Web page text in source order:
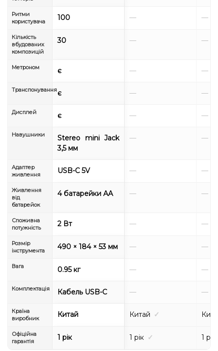
Ритми
користувача
100 — —
Кількість
вбудованих
композицій
30 — —
Метроном є — —
Транспонуванняє — —
Дисплей є — —
Навушники
Stereo mini Jack
3,5 мм
— —
Адаптер
живлення
USB-C 5V — —
Живлення
від
батарейок
4 батарейки АА — —
Споживна
потужність
2 Вт — —
Розмір
інструмента
490 × 184 × 53 мм — —
Вага 0.95 кг — —
Комплектація Кабель USB-C — —
Країна
виробник
Китай Китай ✓
Офіційна
гарантія
1 рік 1 рік ✓ 1 рік